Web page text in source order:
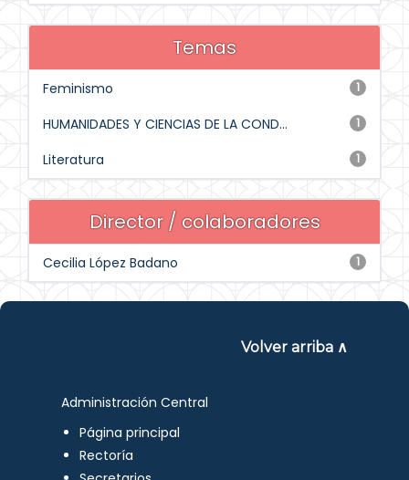
Temas
1
Feminismo
1
HUMANIDADES Y CIENCIAS DE LA COND...
1
Literatura
Director / colaboradores
1
Cecilia López Badano
Volver arriba ∧
Administración Central
Página principal
Rectoría